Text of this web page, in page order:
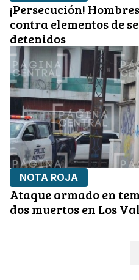
¡Persecución!
contra elementos de
detenidos
NOTA ROJA
Ataque armado en
dos muertos en Los